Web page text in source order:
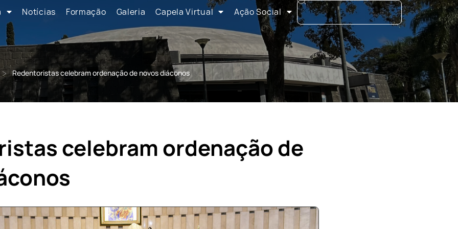
Notícias Formação Galeria Capela Virtual Ação Social
> Redentoristas celebram ordenação de novos diáconos
celebram ordenação de